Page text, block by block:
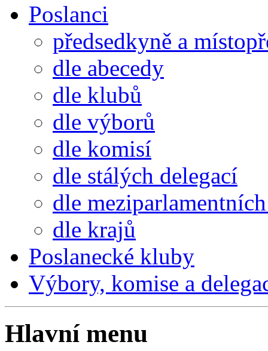
Poslanci
předsedkyně a
dle abecedy
dle klubů
dle výborů
dle komisí
dle stálých delegací
dle
dle krajů
Poslanecké kluby
Výbory, komise a
Hlavní menu